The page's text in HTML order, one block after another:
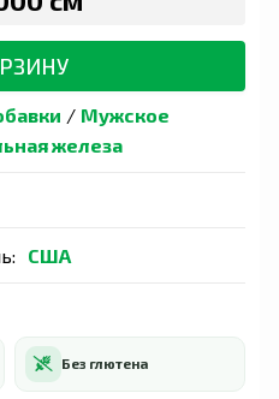
/ Мужское
железа
США
Без глютена